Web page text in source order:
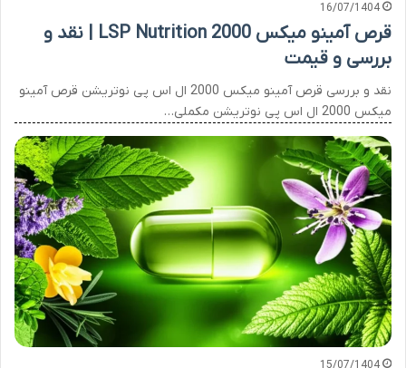
16/07/1404
قرص آمینو میکس 2000 LSP Nutrition | نقد و
بررسی و قیمت
نقد و بررسی قرص آمینو میکس 2000 ال اس پی نوتریشن قرص آمینو
میکس 2000 ال اس پی نوتریشن مکملی…